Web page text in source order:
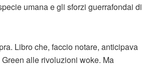
umana e gli sforzi guerrafondai di
Libro che, faccio notare, anticipava
alle rivoluzioni woke. Ma